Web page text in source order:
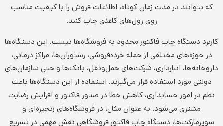
که بتوانند در مدت زمان کوتاه، اطلاعات فروش را با کیفیت مناسب
روی رول‌های کاغذی چاپ کنند.
کاربرد دستگاه چاپ فاکتور محدود به فروشگاه‌ها نیست. این دستگاه‌ها
در حوزه‌های مختلفی از جمله خرده‌فروشی، رستوران‌ها، مراکز درمانی،
داروخانه‌ها، انبارداری، شرکت‌های حمل‌ونقل، بانک‌ها و حتی سازمان‌های
دولتی مورد استفاده قرار می‌گیرند. استفاده از این دستگاه‌ها باعث
نظم در امور حسابداری، کاهش خطا در صدور فاکتور و افزایش رضایت
مشتری می‌شود. به عنوان مثال، در فروشگاه‌های زنجیره‌ای و
سوپرمارکت‌ها، دستگاه چاپ فاکتور فروشگاهی نقش مهمی در تسریع